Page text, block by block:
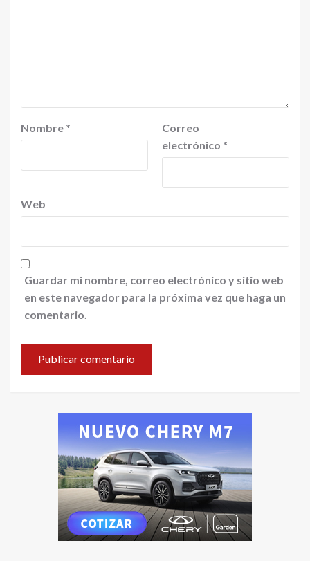
Nombre *
Correo
electrónico *
Web
Guardar mi nombre, correo electrónico y sitio web
en este navegador para la próxima vez que haga un
comentario.